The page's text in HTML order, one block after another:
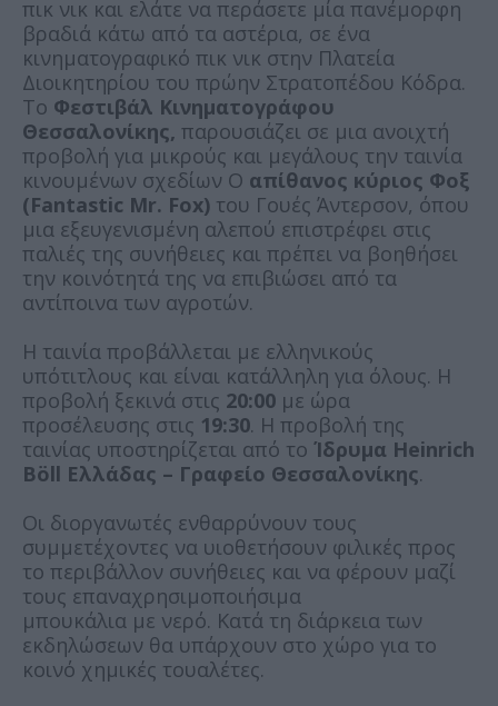
πικ νικ και ελάτε να περάσετε μία πανέμορφη
βραδιά κάτω από τα αστέρια, σε ένα
κινηματογραφικό πικ νικ στην Πλατεία
Διοικητηρίου του πρώην Στρατοπέδου Κόδρα.
Το Φεστιβάλ Κινηματογράφου
Θεσσαλονίκης, παρουσιάζει σε μια ανοιχτή
προβολή για μικρούς και μεγάλους την ταινία
κινουμένων σχεδίων Ο απίθανος κύριος Φοξ
(Fantastic Mr. Fox) του Γουές Άντερσον, όπου
μια εξευγενισμένη αλεπού επιστρέφει στις
παλιές της συνήθειες και πρέπει να βοηθήσει
την κοινότητά της να επιβιώσει από τα
αντίποινα των αγροτών.
Η ταινία προβάλλεται με ελληνικούς
υπότιτλους και είναι κατάλληλη για όλους. Η
προβολή ξεκινά στις 20:00 με ώρα
προσέλευσης στις 19:30. Η προβολή της
ταινίας υποστηρίζεται από το Ίδρυμα Heinrich
Böll Ελλάδας – Γραφείο Θεσσαλονίκης.
Οι διοργανωτές ενθαρρύνουν τους
συμμετέχοντες να υιοθετήσουν φιλικές προς
το περιβάλλον συνήθειες και να φέρουν μαζί
τους επαναχρησιμοποιήσιμα
μπουκάλια με νερό. Κατά τη διάρκεια των
εκδηλώσεων θα υπάρχουν στο χώρο για το
κοινό χημικές τουαλέτες.